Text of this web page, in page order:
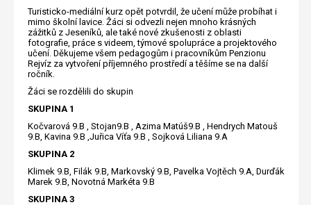
Turisticko-mediální kurz opět potvrdil, že učení může probíhat i
mimo školní lavice. Žáci si odvezli nejen mnoho krásných
zážitků z Jeseníků, ale také nové zkušenosti z oblasti
fotografie, práce s videem, týmové spolupráce a projektového
učení. Děkujeme všem pedagogům i pracovníkům Penzionu
Rejvíz za vytvoření příjemného prostředí a těšíme se na další
ročník.
Žáci se rozdělili do skupin
SKUPINA 1
Kočvarová 9.B , Stojan9.B , Azima Matúš9.B , Hendrych Matouš
9.B, Kavina 9.B ,Juřica Víťa 9.B , Sojková Liliana 9.A
SKUPINA 2
Klimek 9.B, Filák 9.B, Markovský 9.B, Pavelka Vojtěch 9.A, Durďák
Marek 9.B, Novotná Markéta 9.B
SKUPINA 3